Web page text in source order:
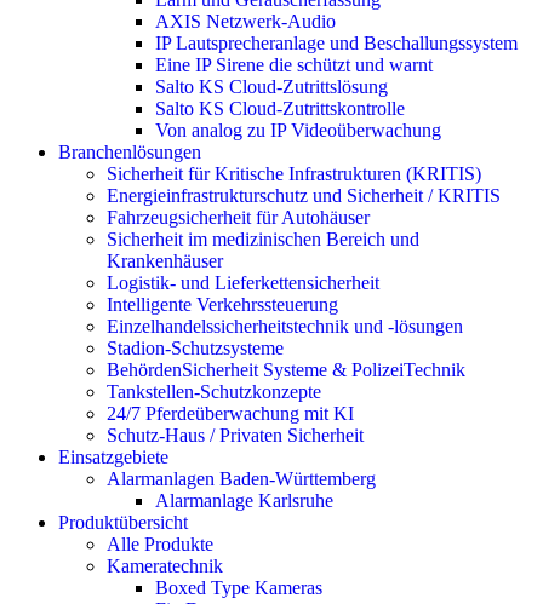
AXIS Netzwerk-Audio
IP Lautsprecheranlage und Beschallungssystem
Eine IP Sirene die schützt und warnt
Salto KS Cloud-Zutrittslösung
Salto KS Cloud-Zutrittskontrolle
Von analog zu IP Videoüberwachung
Branchenlösungen
Sicherheit für Kritische Infrastrukturen (KRITIS)
Energieinfrastrukturschutz und Sicherheit / KRITIS
Fahrzeugsicherheit für Autohäuser
Sicherheit im medizinischen Bereich und
Krankenhäuser
Logistik- und Lieferkettensicherheit
Intelligente Verkehrssteuerung
Einzelhandelssicherheitstechnik und -lösungen
Stadion-Schutzsysteme
BehördenSicherheit Systeme & PolizeiTechnik
Tankstellen-Schutzkonzepte​
24/7 Pferdeüberwachung mit KI
Schutz-Haus / Privaten Sicherheit
Einsatzgebiete
Alarmanlagen Baden-Württemberg
Alarmanlage Karlsruhe
Produktübersicht
Alle Produkte
Kameratechnik
Boxed Type Kameras